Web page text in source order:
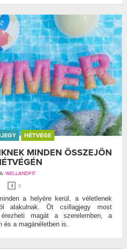
HÉTVÉGE
MINDEN ÖSSZEJÖN
WELLANDFIT
0
a helyére kerül, a véletlenek
alakulnak. Öt csillagjegy most
érezheti magát a szerelemben, a
és a magánéletben is.